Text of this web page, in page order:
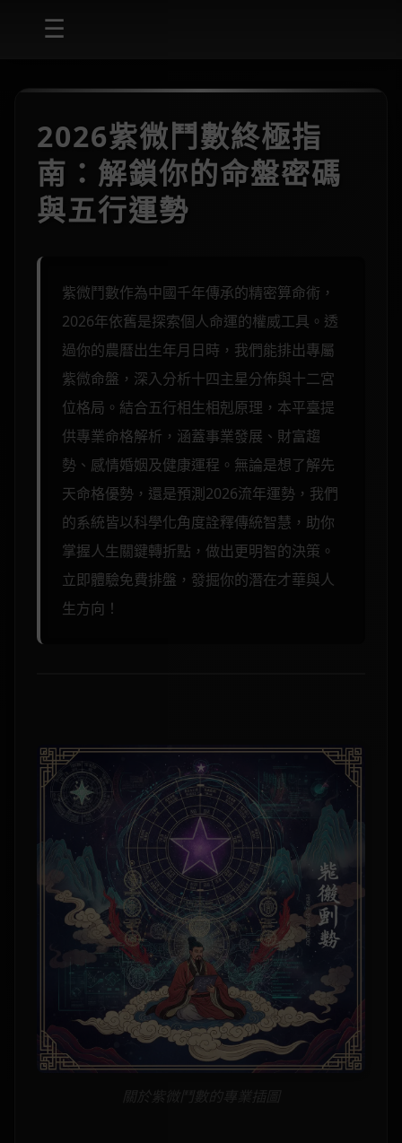
☰
2026紫微鬥數終極指
南：解鎖你的命盤密碼
與五行運勢
紫微鬥數作為中國千年傳承的精密算命術，
2026年依舊是探索個人命運的權威工具。透
過你的農曆出生年月日時，我們能排出專屬
紫微命盤，深入分析十四主星分佈與十二宮
位格局。結合五行相生相剋原理，本平臺提
供專業命格解析，涵蓋事業發展、財富趨
勢、感情婚姻及健康運程。無論是想了解先
天命格優勢，還是預測2026流年運勢，我們
的系統皆以科學化角度詮釋傳統智慧，助你
掌握人生關鍵轉折點，做出更明智的決策。
立即體驗免費排盤，發掘你的潛在才華與人
生方向！
關於紫微鬥數的專業插圖